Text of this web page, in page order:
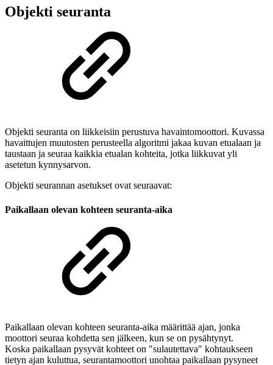
Objekti seuranta
Objekti seuranta on liikkeisiin perustuva havaintomoottori. Kuvassa
havaittujen muutosten perusteella algoritmi jakaa kuvan etualaan ja
taustaan ja seuraa kaikkia etualan kohteita, jotka liikkuvat yli
asetetun kynnysarvon.
Objekti seurannan asetukset ovat seuraavat:
Paikallaan olevan kohteen seuranta-aika
Paikallaan olevan kohteen seuranta-aika määrittää ajan, jonka
moottori seuraa kohdetta sen jälkeen, kun se on pysähtynyt.
Koska paikallaan pysyvät kohteet on "sulautettava" kohtaukseen
tietyn ajan kuluttua, seurantamoottori unohtaa paikallaan pysyneet